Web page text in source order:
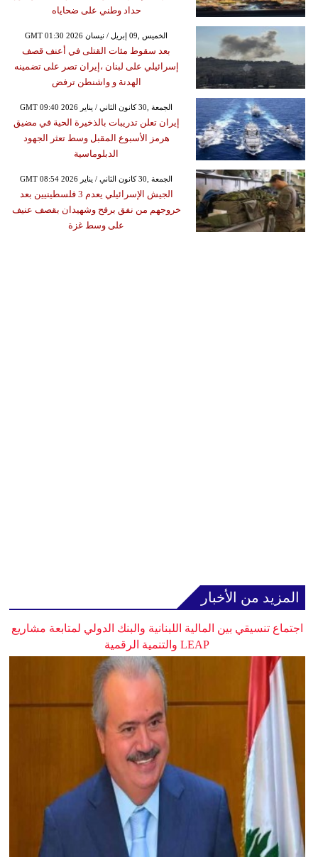
حداد وطني على ضحاياه
GMT 01:30 2026 الخميس ,09 إبريل / نيسان
بعد سقوط مئات القتلى في أعنف قصف
إسرائيلي على لبنان ،إيران تصر على تضمينه
الهدنة و واشنطن ترفض
GMT 09:40 2026 الجمعة ,30 كانون الثاني / يناير
إيران تعلن تدريبات بالذخيرة الحية في مضيق
هرمز الأسبوع المقبل وسط تعثر الجهود
الدبلوماسية
GMT 08:54 2026 الجمعة ,30 كانون الثاني / يناير
الجيش الإسرائيلي يعدم 3 فلسطينيين بعد
خروجهم من نفق برفح وشهيدان بقصف عنيف
على وسط غزة
المزيد من الأخبار
اجتماع تنسيقي بين المالية اللبنانية والبنك الدولي لمتابعة مشاريع
LEAP والتنمية الرقمية